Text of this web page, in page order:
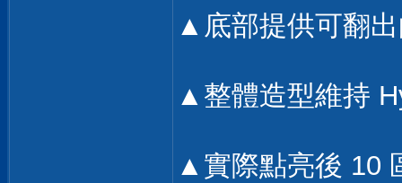
▲底部提供可翻
▲整體造型維持
▲實際點亮後 10